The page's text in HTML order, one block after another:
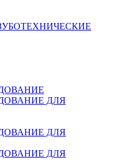
ДЛЯ
ДЛЯ
ДЛЯ